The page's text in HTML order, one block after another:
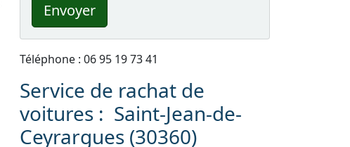
Envoyer
Téléphone : 06 95 19 73 41
Service de rachat de
voitures : Saint-Jean-de-
Ceyrargues (30360)